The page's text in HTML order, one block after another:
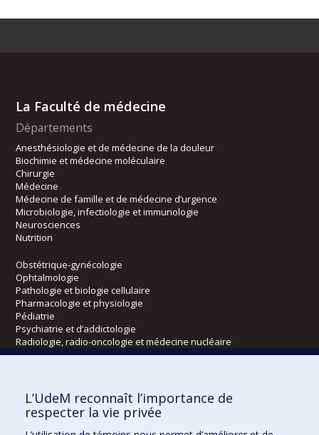
La Faculté de médecine
Départements
Anesthésiologie et de médecine de la douleur
Biochimie et médecine moléculaire
Chirurgie
Médecine
Médecine de famille et de médecine d’urgence
Microbiologie, infectiologie et immunologie
Neurosciences
Nutrition
Obstétrique-gynécologie
Ophtalmologie
Pathologie et biologie cellulaire
Pharmacologie et physiologie
Pédiatrie
Psychiatrie et d’addictologie
Radiologie, radio-oncologie et médecine nucléaire
Écoles
Kinésiologie et des sciences de l’activité physique
Orthophonie et audiologie
L’UdeM reconnaît l’importance de
respecter la vie privée